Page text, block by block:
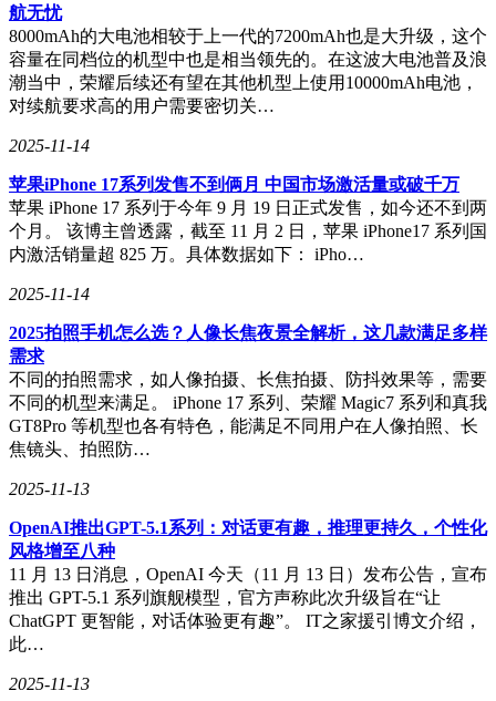
航无忧
8000mAh的大电池相较于上一代的7200mAh也是大升级，这个
容量在同档位的机型中也是相当领先的。在这波大电池普及浪
潮当中，荣耀后续还有望在其他机型上使用10000mAh电池，
对续航要求高的用户需要密切关…
2025-11-14
苹果iPhone 17系列发售不到俩月 中国市场激活量或破千万
苹果 iPhone 17 系列于今年 9 月 19 日正式发售，如今还不到两
个月。 该博主曾透露，截至 11 月 2 日，苹果 iPhone17 系列国
内激活销量超 825 万。具体数据如下： iPho…
2025-11-14
2025拍照手机怎么选？人像长焦夜景全解析，这几款满足多样
需求
不同的拍照需求，如人像拍摄、长焦拍摄、防抖效果等，需要
不同的机型来满足。 iPhone 17 系列、荣耀 Magic7 系列和真我
GT8Pro 等机型也各有特色，能满足不同用户在人像拍照、长
焦镜头、拍照防…
2025-11-13
OpenAI推出GPT-5.1系列：对话更有趣，推理更持久，个性化
风格增至八种
11 月 13 日消息，OpenAI 今天（11 月 13 日）发布公告，宣布
推出 GPT-5.1 系列旗舰模型，官方声称此次升级旨在“让
ChatGPT 更智能，对话体验更有趣”。 IT之家援引博文介绍，
此…
2025-11-13